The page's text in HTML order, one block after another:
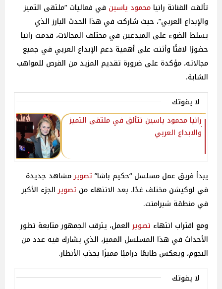
تألقت الفنانة رانيا محمود ياسين في فعاليات “ملتقى التميز
والإبداع العربي”، حيث شاركت في هذا الحدث البارز الذي
يسلط الضوء على المبدعين في مختلف المجالات، قدمت رانيا
حضورًا لافتًا وأثنت على أهمية دعم الإبداع العربي في جميع
مجالاته، مؤكدة على ضرورة تقديم المزيد من الفرص للمواهب
الشابة.
لا يفوتك
رانيا محمود ياسين تتألق في ملتقى التميز
والابداع العربي
يبدأ فريق عمل مسلسل “حكيم باشا” تصويرمشاهد جديدة
في لوكيشن مختلف غدًا، بعد الانتهاء من تصويرالجزء الأكبر
في منطقة شبرامنت.
ومع اقتراب انتهاء تصويرالعمل، يترقب الجمهور متابعة تطور
الأحداث في هذا المسلسل المميز، الذي يشارك فيه عدد من
النجوم، ويعكس طابعًا دراميًا مميزًا يجذب الأنظار.
لا يفوتك